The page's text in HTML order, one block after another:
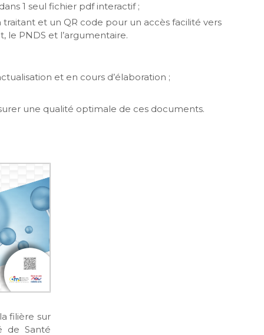
1 seul fichier pdf interactif ;
et un QR code pour un accès facilité vers
le PNDS et l’argumentaire.
et en cours d’élaboration ;
une qualité optimale de ces documents.
filière sur
de Santé